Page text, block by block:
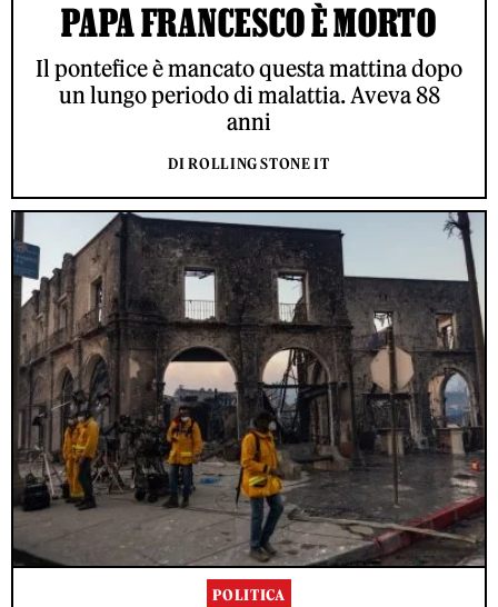
PAPA FRANCESCO È MORTO
Il pontefice è mancato questa mattina dopo
un lungo periodo di malattia. Aveva 88
anni
DI ROLLING STONE IT
POLITICA